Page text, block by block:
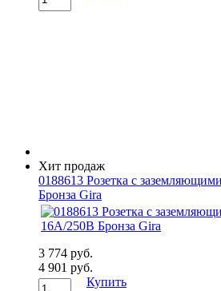
Хит продаж
0188613 Розетка с
Бронза Gira
3 774 руб.
4 901 руб.
Купить